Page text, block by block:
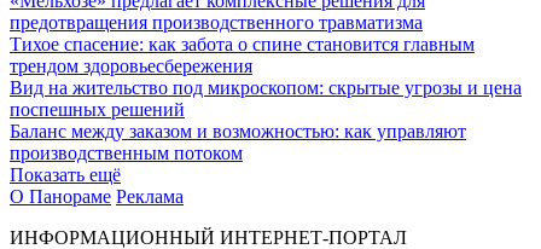
предотвращения производственного травматизма
Тихое спасение: как забота о спине становится главным
трендом здоровьесбережения
Вид на жительство под микроскопом: скрытые угрозы и цена
поспешных решений
Баланс между заказом и возможностью: как управляют
производственным потоком
Показать ещё
О Панораме Реклама
ИНФОРМАЦИОННЫЙ ИНТЕРНЕТ-ПОРТАЛ